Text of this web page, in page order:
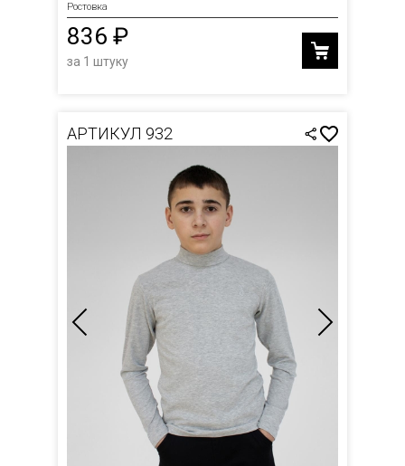
Ростовка
836 ₽
за 1 штуку
АРТИКУЛ 932